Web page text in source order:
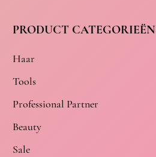
PRODUCT CATEGORIEËN
Haar
Tools
Professional Partner
Beauty
Sale